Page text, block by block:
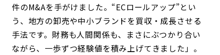
件のM&Aを手がけました。“ECロールアップ”とい
う、地方の卸売や中小ブランドを買収・成長させる
手法です。財務も人間関係も、まさにぶつかり合い
ながら、一歩ずつ経験値を積み上げてきました」。